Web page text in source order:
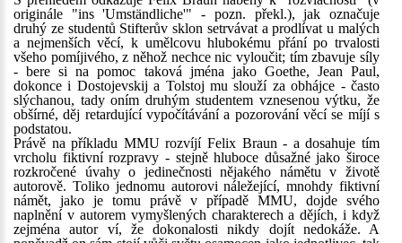
originále "ins 'Umständliche'" - pozn. překl.), jak označuje
druhý ze studentů Stifterův sklon setrvávat a prodlívat u malých
a nejmenších věcí, k umělcovu hlubokému přání po trvalosti
všeho pomíjivého, z něhož nechce nic vyloučit; tím zbavuje síly
- bere si na pomoc taková jména jako Goethe, Jean Paul,
dokonce i Dostojevskij a Tolstoj mu slouží za obhájce - často
slýchanou, tady oním druhým studentem vznesenou výtku, že
obšírné, děj retardující vypočítávání a pozorování věcí se míjí s
podstatou.
Právě na příkladu MMU rozvíjí Felix Braun - a dosahuje tím
vrcholu fiktivní rozpravy - stejně hluboce důsažné jako široce
rozkročené úvahy o jedinečnosti nějakého námětu v životě
autorově. Toliko jednomu autorovi náležející, mnohdy fiktivní
námět, jako je tomu právě v případě MMU, dojde svého
naplnění v autorem vymyšlených charakterech a dějích, i když
zejména autor ví, že dokonalosti nikdy dojít nedokáže. A